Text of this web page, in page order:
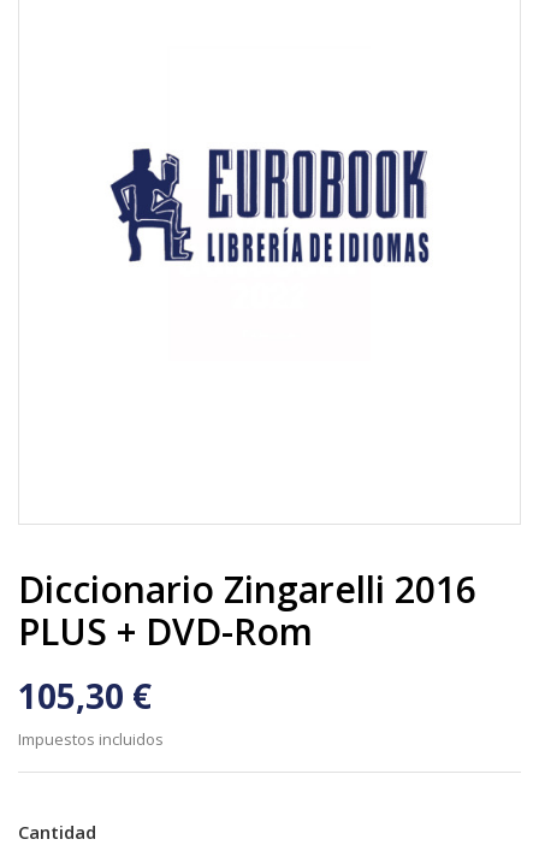
Diccionario Zingarelli 2016
PLUS + DVD-Rom
105,30 €
Impuestos incluidos
Cantidad